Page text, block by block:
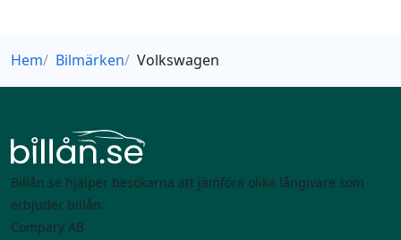
Hem Bilmärken Volkswagen
Billån.se hjälper besökarna att jämföra olika långivare som
erbjuder billån.
Compary AB